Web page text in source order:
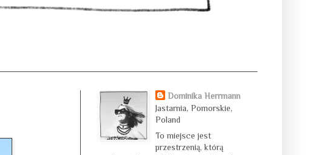
Dominika Herrmann
Jastarnia, Pomorskie,
Poland
To miejsce jest
przestrzenią, którą